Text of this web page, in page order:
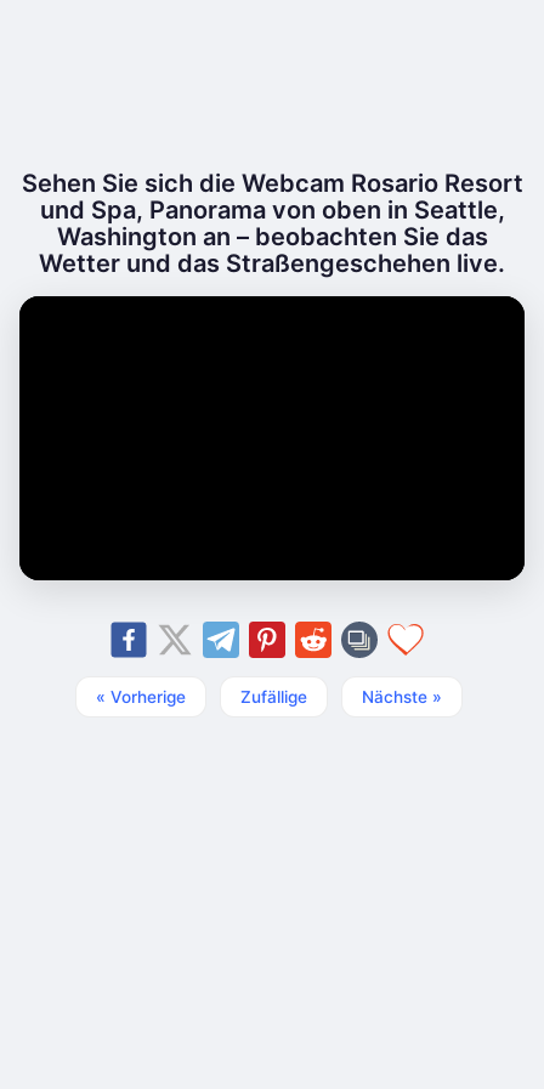
Sehen Sie sich die Webcam Rosario Resort
und Spa, Panorama von oben in Seattle,
Washington an – beobachten Sie das
Wetter und das Straßengeschehen live.
« Vorherige Zufällige Nächste »